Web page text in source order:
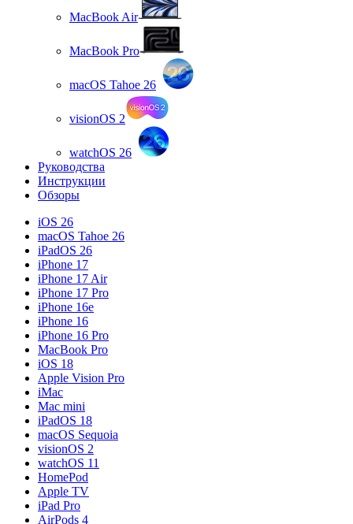
MacBook Air
MacBook Pro
macOS Tahoe 26
visionOS 2
watchOS 26
Руководства
Инструкции
Обзоры
iOS 26
macOS Tahoe 26
iPadOS 26
iPhone 17
iPhone 17 Air
iPhone 17 Pro
iPhone 16e
iPhone 16
iPhone 16 Pro
MacBook Pro
iOS 18
Apple Vision Pro
iMac
Mac mini
iPadOS 18
macOS Sequoia
visionOS 2
watchOS 11
HomePod
Apple TV
iPad Pro
AirPods 4